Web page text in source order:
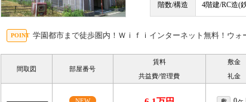
階数/構造 4階建/RC造(
学園都市まで徒歩圏内！Ｗｉｆｉインターネット無料！ウォ
間取図 部屋番号
賃料
共益費/管理費
敷金
礼金